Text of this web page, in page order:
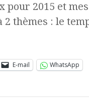
pour 2015 et
2 thèmes : le
E-mail
WhatsApp